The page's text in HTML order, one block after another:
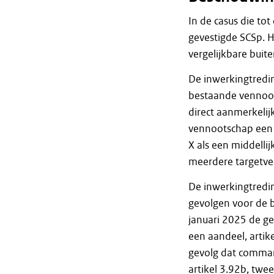
In de casus die
gevestigde SCSp.
vergelijkbare
De
bestaande
direct
vennootschap
X als een
meerdere
De
gevolgen voor de
januari 2025 de
een aandeel,
gevolg dat
artikel 3.92b,